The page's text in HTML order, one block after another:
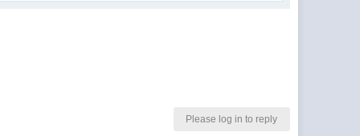
Please log in to reply